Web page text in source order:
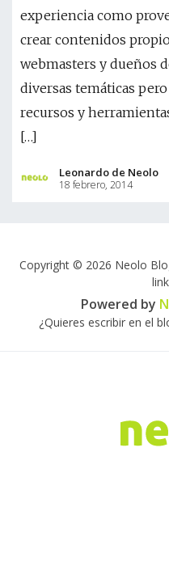
experiencia como
crear contenidos
webmasters y dueños
diversas temáticas
recursos y
[…]
Leonardo de Neolo
18 febrero, 2014
Copyright © 2026 Neolo
Powered by
¿Quieres escribir en el